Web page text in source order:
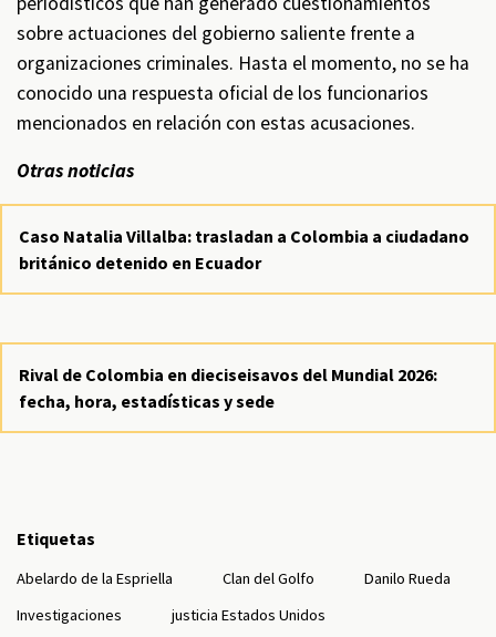
sobre actuaciones del gobierno saliente frente a
organizaciones criminales. Hasta el momento, no se ha
conocido una respuesta oficial de los funcionarios
mencionados en relación con estas acusaciones.
Otras noticias
Caso Natalia Villalba: trasladan a Colombia a ciudadano
británico detenido en Ecuador
Rival de Colombia en dieciseisavos del Mundial 2026:
fecha, hora, estadísticas y sede
Etiquetas
Abelardo de la Espriella Clan del Golfo
Danilo Rueda
Investigaciones
justicia Estados Unidos